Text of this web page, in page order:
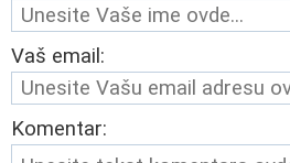
Vaš email:
Komentar: